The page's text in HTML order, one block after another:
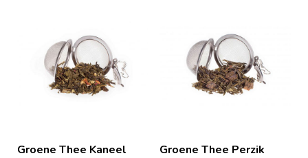
Groene Thee Kaneel Groene Thee Perzik